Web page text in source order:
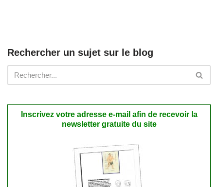
Rechercher un sujet sur le blog
Inscrivez votre adresse e-mail afin de recevoir la
newsletter gratuite du site